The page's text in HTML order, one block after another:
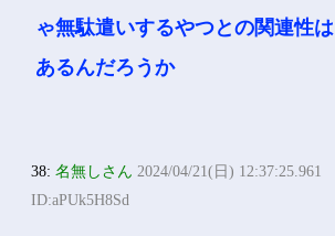
ゃ無駄遣いするやつとの関連性は
あるんだろうか
38:名無しさん 2024/04/21(日) 12:37:25.961
ID:aPUk5H8Sd